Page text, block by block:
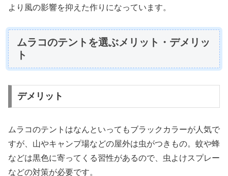
より風の影響を抑えた作りになっています。
ムラコのテントを選ぶメリット・デメリッ
ト
デメリット
ムラコのテントはなんといってもブラックカラーが人気で
すが、山やキャンプ場などの屋外は虫がつきもの。蚊や蜂
などは黒色に寄ってくる習性があるので、虫よけスプレー
などの対策が必要です。